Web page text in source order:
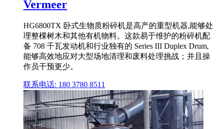
Vermeer
HG6800TX 卧式生物质粉碎机是高产的重型机器,能够处
理整棵树木和其他有机物料。这款易于维护的粉碎机配
备 708 千瓦发动机和行业独有的 Series III Duplex Drum,
能够高效地应对大型场地清理和废料处理挑战；并且操
作员干预更少。
联系电话: 180 3780 8511